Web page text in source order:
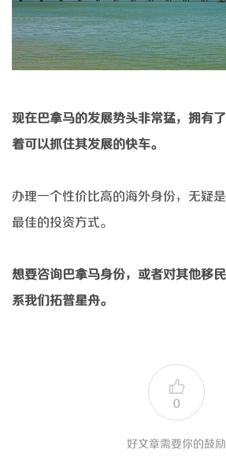
现在巴拿马的发展势头非常猛，拥有
着可以抓住其发展的快车。
办理一个性价比高的海外身份，无疑
最佳的投资方式。
想要咨询巴拿马身份，或者对其他移
系我们拓普星舟。
0
好文章需要你的鼓励